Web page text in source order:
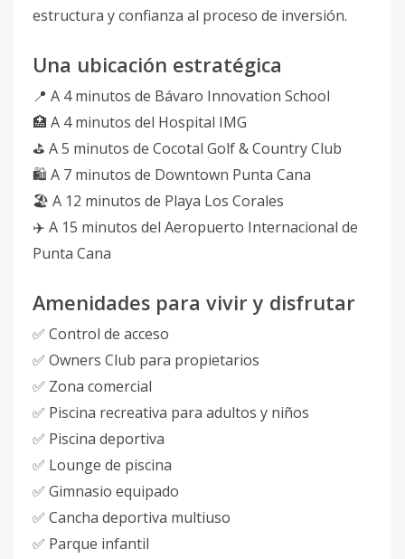
estructura y confianza al proceso de inversión.
Una ubicación estratégica
📍 A 4 minutos de Bávaro Innovation School
🏥 A 4 minutos del Hospital IMG
⛳ A 5 minutos de Cocotal Golf & Country Club
🛍️ A 7 minutos de Downtown Punta Cana
🏖️ A 12 minutos de Playa Los Corales
✈️ A 15 minutos del Aeropuerto Internacional de
Punta Cana
Amenidades para vivir y disfrutar
✅ Control de acceso
✅ Owners Club para propietarios
✅ Zona comercial
✅ Piscina recreativa para adultos y niños
✅ Piscina deportiva
✅ Lounge de piscina
✅ Gimnasio equipado
✅ Cancha deportiva multiuso
✅ Parque infantil